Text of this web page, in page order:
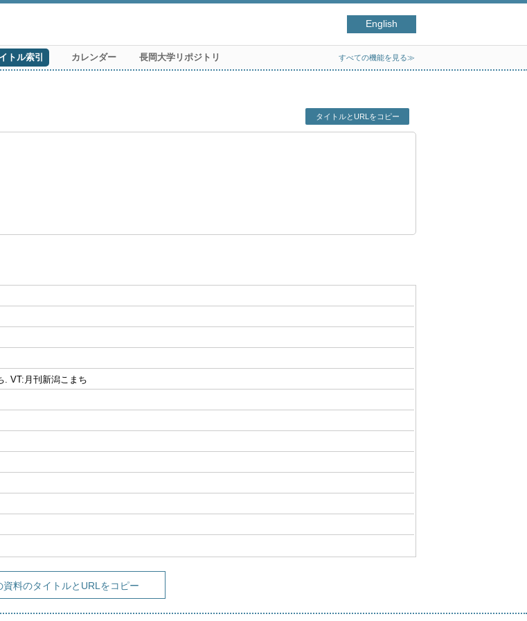
English
トル索引 カレンダー 長岡大学リポジトリ すべての機能を見る≫
タイトルとURLをコピー
. VT:月刊新潟こまち
資料のタイトルとURLをコピー